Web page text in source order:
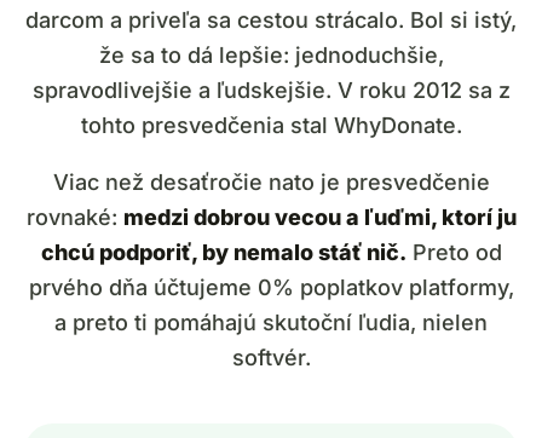
darcom a priveľa sa cestou strácalo. Bol si istý,
že sa to dá lepšie: jednoduchšie,
spravodlivejšie a ľudskejšie. V roku 2012 sa z
tohto presvedčenia stal WhyDonate.
Viac než desaťročie nato je presvedčenie
rovnaké: medzi dobrou vecou a ľuďmi, ktorí ju
chcú podporiť, by nemalo stáť nič. Preto od
prvého dňa účtujeme 0% poplatkov platformy,
a preto ti pomáhajú skutoční ľudia, nielen
softvér.